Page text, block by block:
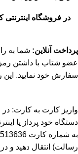
پرداخت آنلاین: شما به
سفارش خود نمایید.
واریز کارت به کارت:
دستگاه خود پرداز یا
به شماره کارت 5041721005513636
رسالت) انتقال دهید و